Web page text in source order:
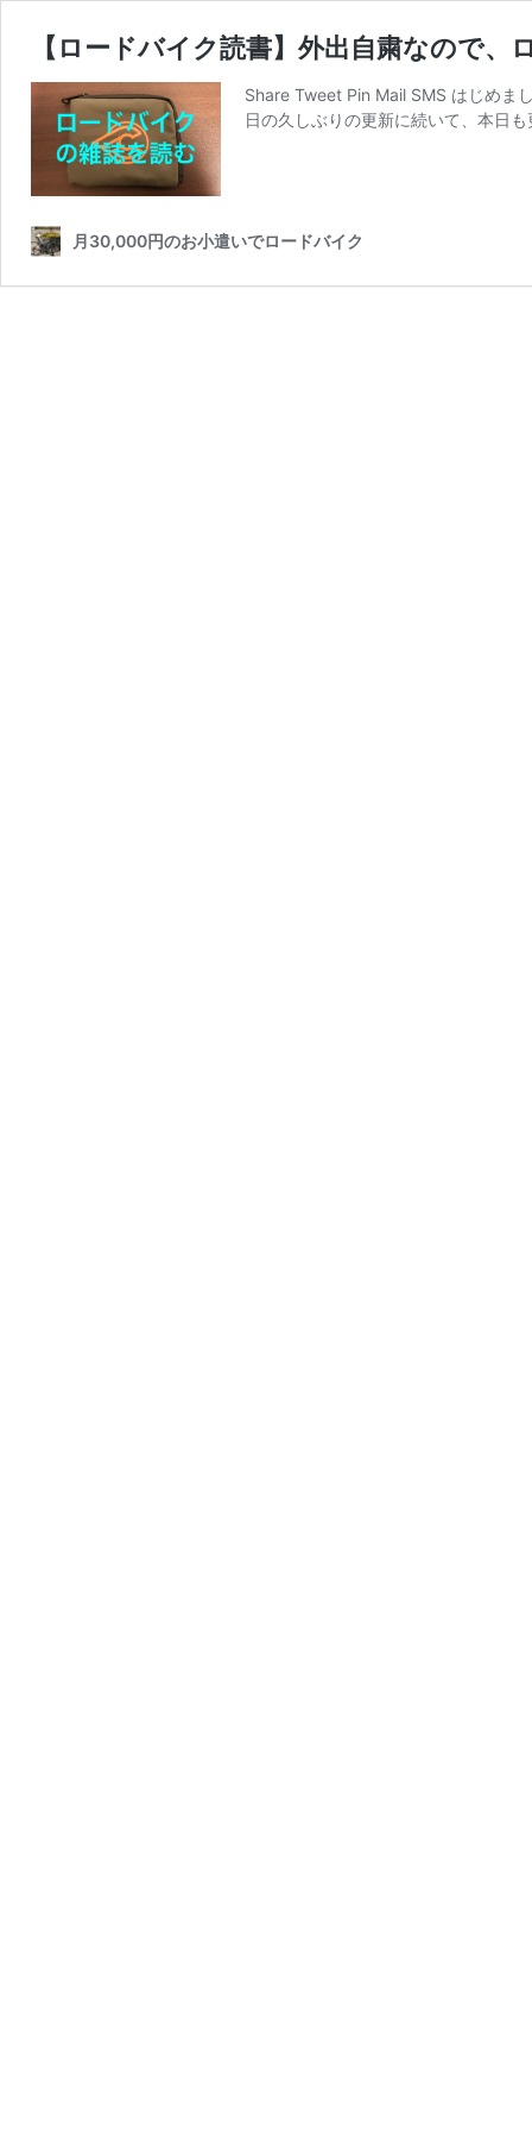
【ロードバイク読書】外出自粛なので
Share Tweet Pin Mail SMS はじめま
日の久しぶりの更新に続いて、本日
月30,000円のお小遣いでロードバイク